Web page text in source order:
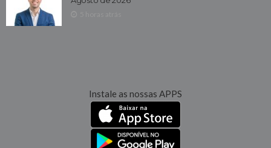
Instale as nossas APPS